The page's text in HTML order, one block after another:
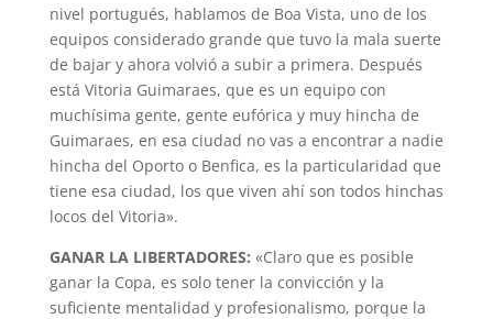
nivel portugués, hablamos de Boa Vista, uno de los
equipos considerado grande que tuvo la mala suerte
de bajar y ahora volvió a subir a primera. Después
está Vitoria Guimaraes, que es un equipo con
muchísima gente, gente eufórica y muy hincha de
Guimaraes, en esa ciudad no vas a encontrar a nadie
hincha del Oporto o Benfica, es la particularidad que
tiene esa ciudad, los que viven ahí son todos hinchas
locos del Vitoria».
GANAR LA LIBERTADORES: «Claro que es posible
ganar la Copa, es solo tener la convicción y la
suficiente mentalidad y profesionalismo, porque la